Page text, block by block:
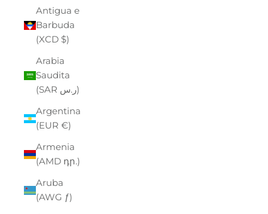
Antigua e
Barbuda
(XCD $)
Arabia
Saudita
(SAR ر.س)
Argentina
(EUR €)
Armenia
(AMD դր.)
Aruba
(AWG ƒ)